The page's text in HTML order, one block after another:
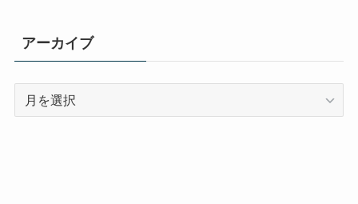
リ
ー
アーカイブ